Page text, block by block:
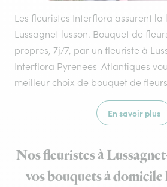
Les fleuristes Interflora assurent
Lussagnet lusson. Bouquet de
propres, 7j/7, par un fleuriste à
Interflora Pyrenees-Atlantiques
meilleur choix de bouquet de
En savoir plus
Nos fleuristes à
vos bouquets à